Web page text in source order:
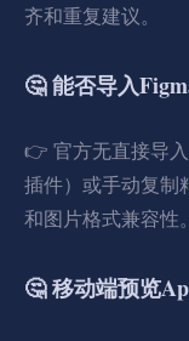
齐和重复建议。
🤔 能否导入
👉 官方无直接导
插件）或手动复制
和图片格式兼容性。
🤔 移动端预览